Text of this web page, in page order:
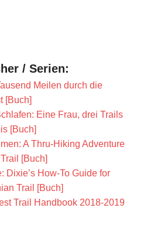
/ Serien:
Meilen durch die
[Buch]
Eine Frau, drei Trails
[Buch]
A Thru-Hiking Adventure
[Buch]
Dixie’s How-To Guide for
Trail [Buch]
Trail Handbook 2018-2019